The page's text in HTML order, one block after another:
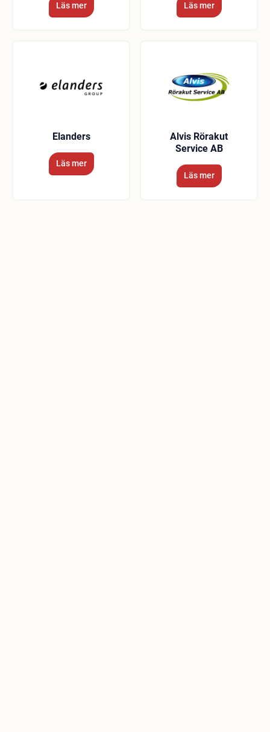
Läs mer Läs mer
Elanders
Läs mer
Alvis Rörakut
Service AB
Läs mer